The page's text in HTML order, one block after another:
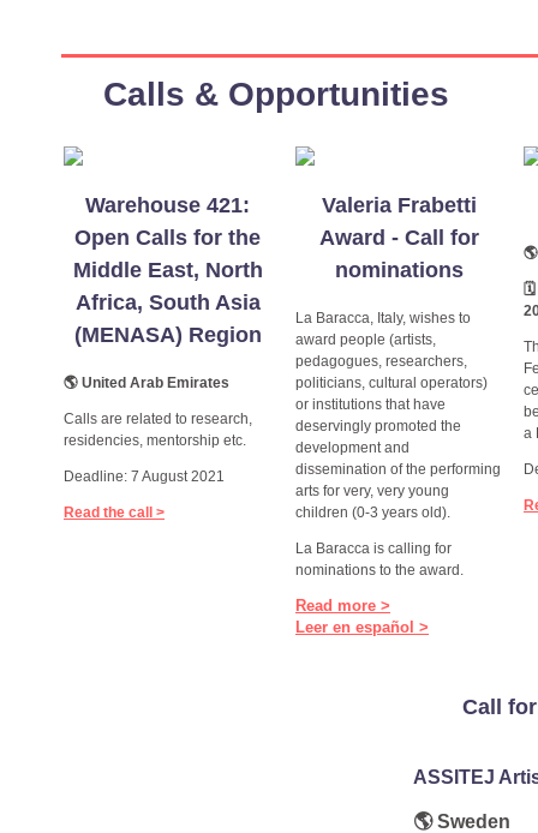
Calls & Opportunities
Warehouse 421:
Open Calls for the
Middle East, North
Africa, South Asia
(MENASA) Region
🌎 United Arab Emirates
Calls are related to research,
residencies, mentorship etc.
Deadline: 7 August 2021
Read the call >
Valeria Frabetti
Award - Call for
nominations
La Baracca, Italy, wishes to
award people (artists,
pedagogues, researchers,
politicians, cultural operators)
or institutions that have
deservingly promoted the
development and
dissemination of the performing
arts for very, very young
children (0-3 years old).
La Baracca is calling for
nominations to the award.
Read more >
Leer en español >
🗓
a
Call
ASSITEJ
🌎 Sweden